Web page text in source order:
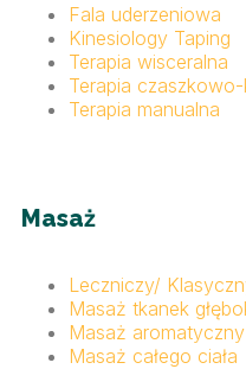
Fala uderzeniowa
Kinesiology Taping
Terapia wisceralna
Terapia
Terapia manualna
Masaż
Leczniczy/
Masaż tkanek
Masaż aromatyczny
Masaż całego ciała